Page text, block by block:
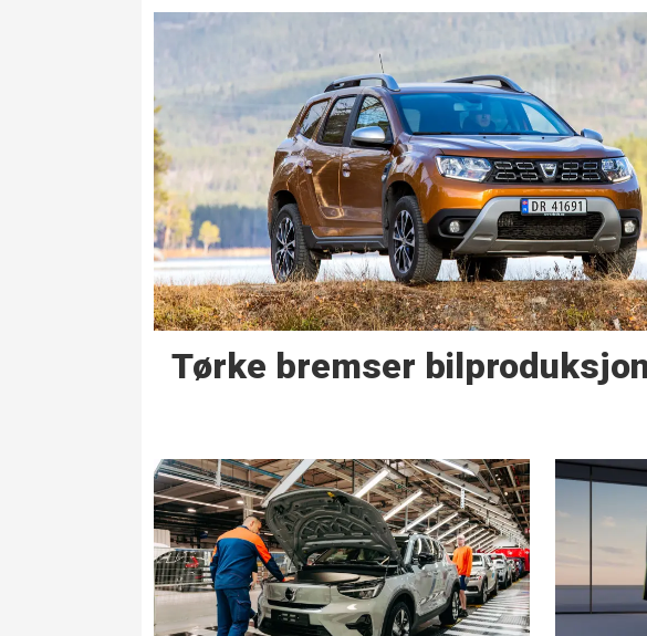
Tørke bremser